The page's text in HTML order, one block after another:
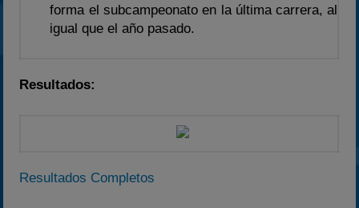
forma el subcampeonato en la última carrera, al
igual que el año pasado.
Resultados:
Resultados Completos